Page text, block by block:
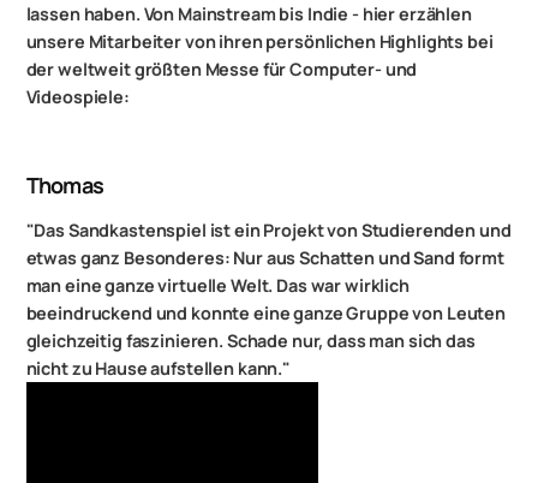
lassen haben. Von Mainstream bis Indie - hier erzählen
unsere Mitarbeiter von ihren persönlichen Highlights bei
der weltweit größten Messe für Computer- und
Videospiele:
Thomas
"DasSandkastenspiel ist ein Projekt von Studierenden und
etwas ganz Besonderes: Nur aus Schatten und Sand formt
man eine ganze virtuelle Welt. Das war wirklich
beeindruckend und konnte eine ganze Gruppe von Leuten
gleichzeitig faszinieren. Schade nur, dass man sich das
nicht zu Hause aufstellen kann."